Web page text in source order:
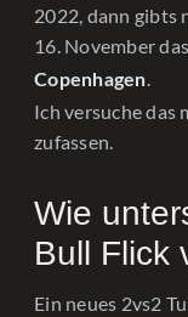
2022, dann gibts
16. November das
Copenhagen.
Ich versuche das
zufassen.
Wie
Bull Flick
Ein neues 2vs2